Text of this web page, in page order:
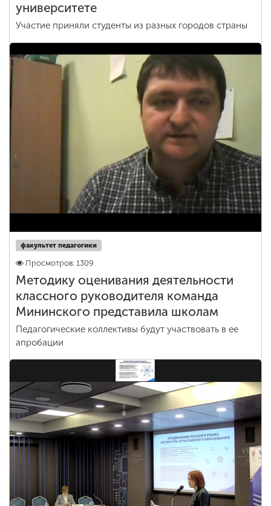
университете
Участие приняли студенты из разных городов страны
факультет педагогики
Просмотров: 1309
Методику оценивания деятельности
классного руководителя команда
Мининского представила школам
Педагогические коллективы будут участвовать в ее
апробации